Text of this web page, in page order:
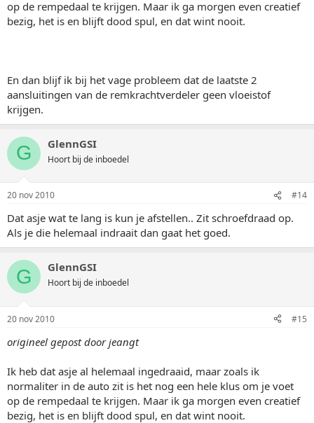
op de rempedaal te krijgen. Maar ik ga morgen even creatief
bezig, het is en blijft dood spul, en dat wint nooit.
En dan blijf ik bij het vage probleem dat de laatste 2
aansluitingen van de remkrachtverdeler geen vloeistof
krijgen.
G GlennGSI
Hoort bij de inboedel
20 nov 2010 #14
Dat asje wat te lang is kun je afstellen.. Zit schroefdraad op.
Als je die helemaal indraait dan gaat het goed.
G GlennGSI
Hoort bij de inboedel
20 nov 2010 #15
origineel gepost door jeangt
Ik heb dat asje al helemaal ingedraaid, maar zoals ik
normaliter in de auto zit is het nog een hele klus om je voet
op de rempedaal te krijgen. Maar ik ga morgen even creatief
bezig, het is en blijft dood spul, en dat wint nooit.